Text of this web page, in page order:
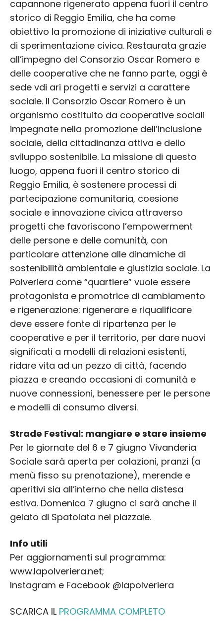
capannone rigenerato appena fuori il centro
storico di Reggio Emilia, che ha come
obiettivo la promozione di iniziative culturali e
di sperimentazione civica. Restaurata grazie
all’impegno del Consorzio Oscar Romero e
delle cooperative che ne fanno parte, oggi è
sede vdi ari progetti e servizi a carattere
sociale. Il Consorzio Oscar Romero è un
organismo costituito da cooperative sociali
impegnate nella promozione dell’inclusione
sociale, della cittadinanza attiva e dello
sviluppo sostenibile. La missione di questo
luogo, appena fuori il centro storico di
Reggio Emilia, è sostenere processi di
partecipazione comunitaria, coesione
sociale e innovazione civica attraverso
progetti che favoriscono l’empowerment
delle persone e delle comunità, con
particolare attenzione alle dinamiche di
sostenibilità ambientale e giustizia sociale. La
Polveriera come “quartiere” vuole essere
protagonista e promotrice di cambiamento
e rigenerazione: rigenerare e riqualificare
deve essere fonte di ripartenza per le
cooperative e per il territorio, per dare nuovi
significati a modelli di relazioni esistenti,
ridare vita ad un pezzo di città, facendo
piazza e creando occasioni di comunità e
nuove connessioni, benessere per le persone
e modelli di consumo diversi.
Strade Festival: mangiare e stare insieme
Per le giornate del 6 e 7 giugno Vivanderia
Sociale sarà aperta per colazioni, pranzi (a
menù fisso su prenotazione), merende e
aperitivi sia all’interno che nella distesa
estiva. Domenica 7 giugno ci sarà anche il
gelato di Spatolata nel piazzale.
Info utili
Per aggiornamenti sul programma:
www.lapolveriera.net;
Instagram e Facebook @lapolveriera
SCARICA IL PROGRAMMA COMPLETO